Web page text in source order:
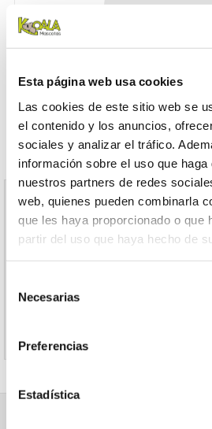
Esta página web usa cookies
Las cookies de este sitio web se
el contenido y los anuncios,
sociales y analizar el tráfico.
información sobre el uso que
nuestros partners de redes
web, quienes pueden combinarla
que les haya proporcionado o que
partir del uso que haya hecho de
Necesarias
Preferencias
Estadística
Aviso
El producto
KOALA MASCOTAS